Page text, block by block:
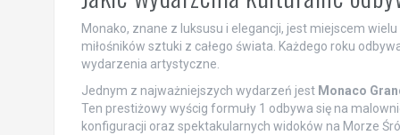
Monako, znane z luksusu i elegancji, jest miejscem
miłośników sztuki z całego świata. Każdego roku
wydarzenia artystyczne.
Jednym z najważniejszych wydarzeń jest Monaco
Ten prestiżowy wyścig formuły 1 odbywa się na
konfiguracji oraz spektakularnych widoków na Morze